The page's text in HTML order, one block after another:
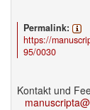
Permalink:
https://
95/0030
Kontakt und